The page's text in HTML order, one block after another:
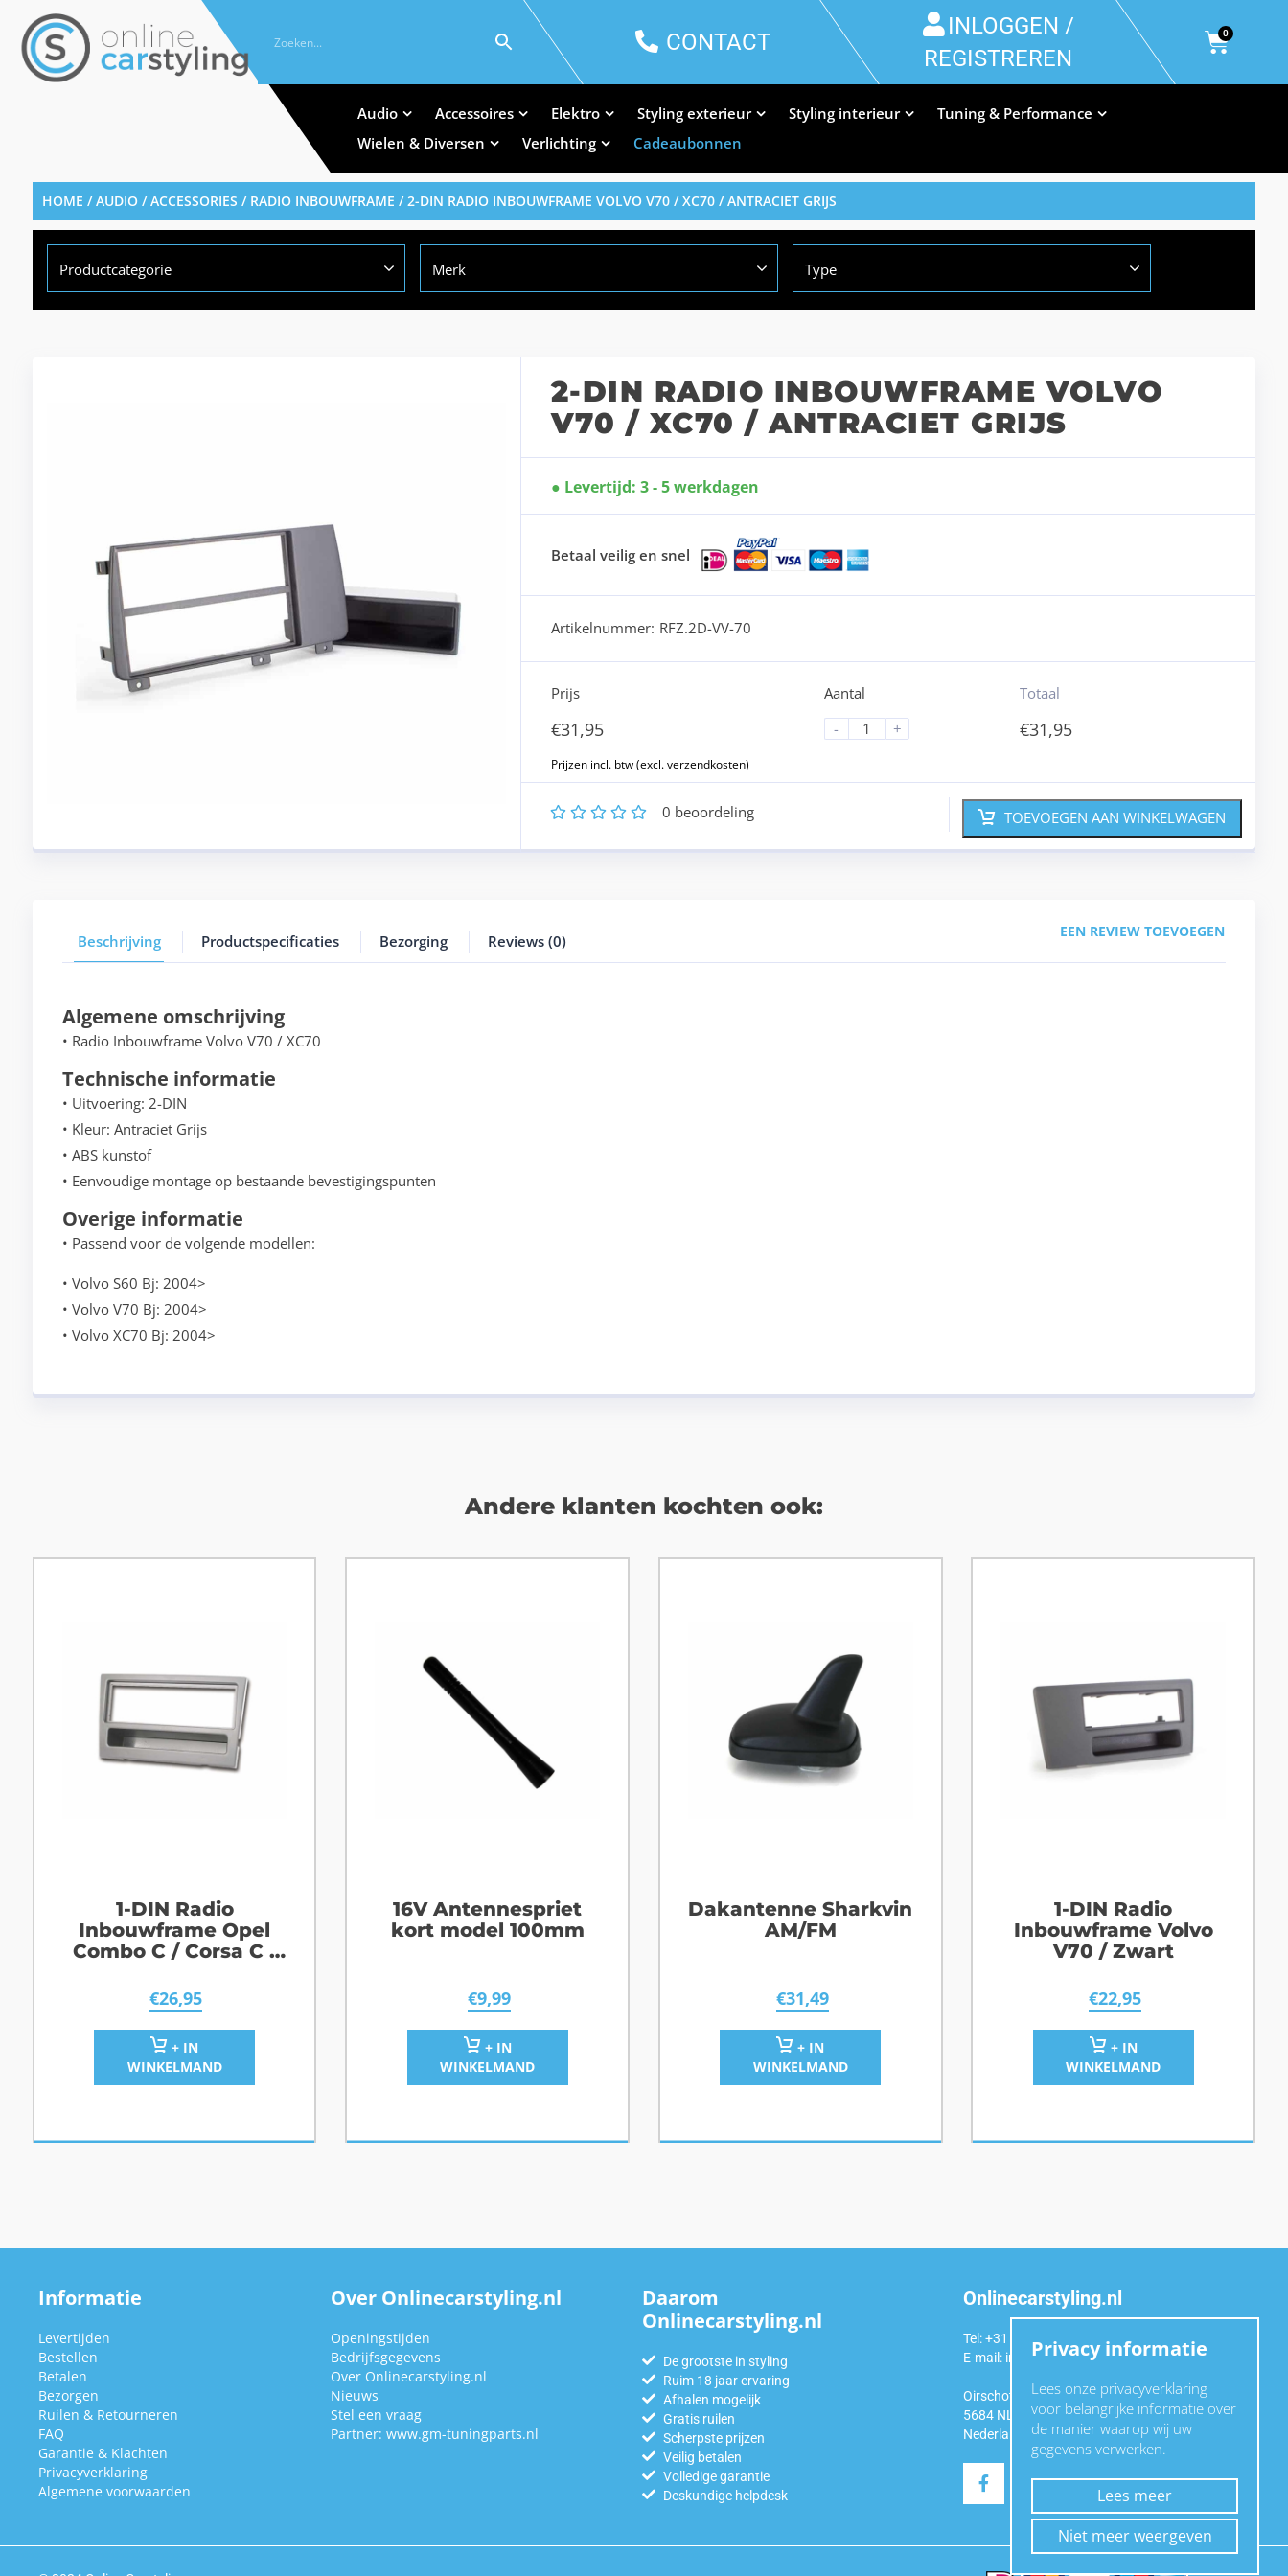
CONTACT
INLOGGEN /
REGISTREREN
0
Audio Accessoires Elektro Styling exterieur Styling interieur
Tuning & Performance
Wielen & Diversen
Verlichting Cadeaubonnen
HOME /AUDIO / ACCESSORIES / RADIO INBOUWFRAME / 2-DIN RADIO INBOUWFRAME VOLVO V70 / XC70 / ANTRACIET GRIJS
Productcategorie Merk Type
2-DIN RADIO INBOUWFRAME VOLVO
V70 / XC70 / ANTRACIET GRIJS
Levertijd: 3 - 5 werkdagen
Betaal veilig en snel
Artikelnummer: RFZ.2D-VV-70
Prijs
€31,95
Aantal
-
+
Totaal
€31,95
5
4
3
2 0 beoordeling TOEVOEGEN AAN WINKELWAGEN
Beschrijving Productspecificaties Bezorging Reviews (0)
EEN REVIEW TOEVOEGEN
Algemene omschrijving
• Radio Inbouwframe Volvo V70 / XC70
Technische informatie
• Uitvoering: 2-DIN
• Kleur: Antraciet Grijs
• ABS kunstof
• Eenvoudige montage op bestaande bevestigingspunten
Overige informatie
• Passend voor de volgende modellen:
• Volvo S60 Bj: 2004>
• Volvo V70 Bj: 2004>
• Volvo XC70 Bj: 2004>
Andere klanten kochten ook:
1-DIN Radio
Inbouwframe Opel
Combo C / Corsa C /
Vectra C / Vivaro A
Licht Zilver
€26,95
+ IN
WINKELMAND
16V Antennespriet
kort model 100mm
€9,99
+ IN
WINKELMAND
Dakantenne Sharkvin
AM/FM
€31,49
+ IN
WINKELMAND
1-DIN Radio
Inbouwframe Volvo
V70 / Zwart
€22,95
+ IN
WINKELMAND
Informatie
Levertijden
Bestellen
Betalen
Bezorgen
Ruilen & Retourneren
FAQ
Garantie & Klachten
Privacyverklaring
Algemene voorwaarden
Over Onlinecarstyling.nl
Openingstijden
Bedrijfsgegevens
Over Onlinecarstyling.nl
Nieuws
Stel een vraag
Partner: www.gm-tuningparts.nl
Daarom
Onlinecarstyling.nl
De grootste in styling
Ruim 18 jaar ervaring
Afhalen mogelijk
Gratis ruilen
Scherpste prijzen
Veilig betalen
Volledige garantie
Deskundige helpdesk
Onlinecarstyling.nl
Tel: +31 (0)6 54 98 49 99
E-mail: info@onlinecarstyling.nl
Oirschotseweg 92a
5684 NL Best
Nederland
Privacy informatie
Lees onze privacyverklaring
voor belangrijke informatie over
de manier waarop wij uw
gegevens verwerken.
Lees meer
Niet meer weergeven